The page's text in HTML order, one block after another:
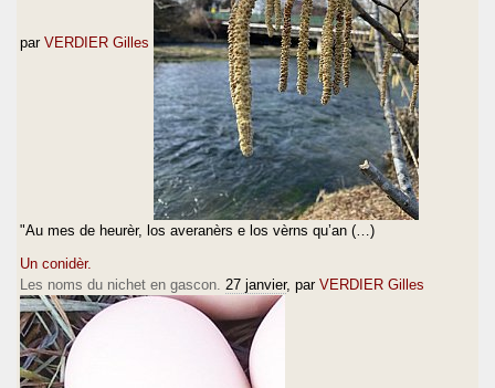
par VERDIER Gilles
"Au mes de heurèr, los averanèrs e los vèrns qu’an (…)
Un conidèr.
Les noms du nichet en gascon. 27 janvier, par VERDIER Gilles